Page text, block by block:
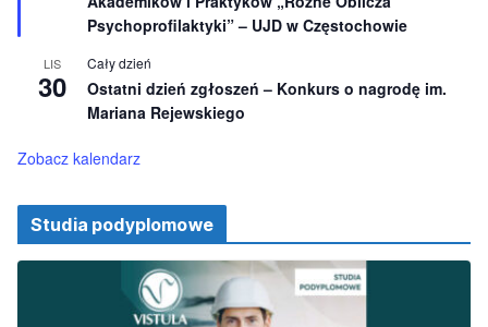
ż
n
o
n
e
Psychoprofilaktyki” – UJD w Częstochowie
LIS
30
Cały dzień
Ostatni dzień zgłoszeń – Konkurs o nagrodę im.
Mariana Rejewskiego
Zobacz kalendarz
Studia podyplomowe